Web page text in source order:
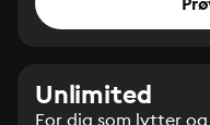
Unlimited
For dig som lytter